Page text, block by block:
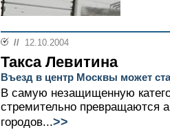
// 12.10.2004
Такса Левитина
Въезд в центр Москвы может
В самую незащищенную
стремительно превращаются
городов...>>